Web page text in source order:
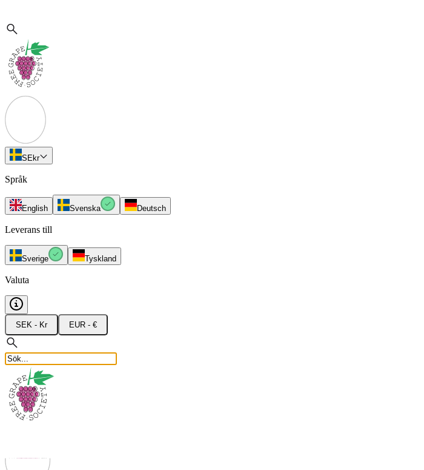
SEkr
Språk
English Svenska Deutsch
Leverans till
Sverige Tyskland
Valuta
SEK - Kr EUR - €